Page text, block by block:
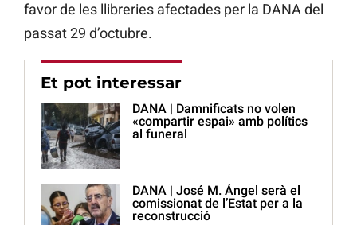
favor de les llibreries afectades per la DANA del
passat 29 d’octubre.
Et pot interessar
DANA | Damnificats no volen
«compartir espai» amb polítics
al funeral
DANA | José M. Ángel serà el
comissionat de l’Estat per a la
reconstrucció